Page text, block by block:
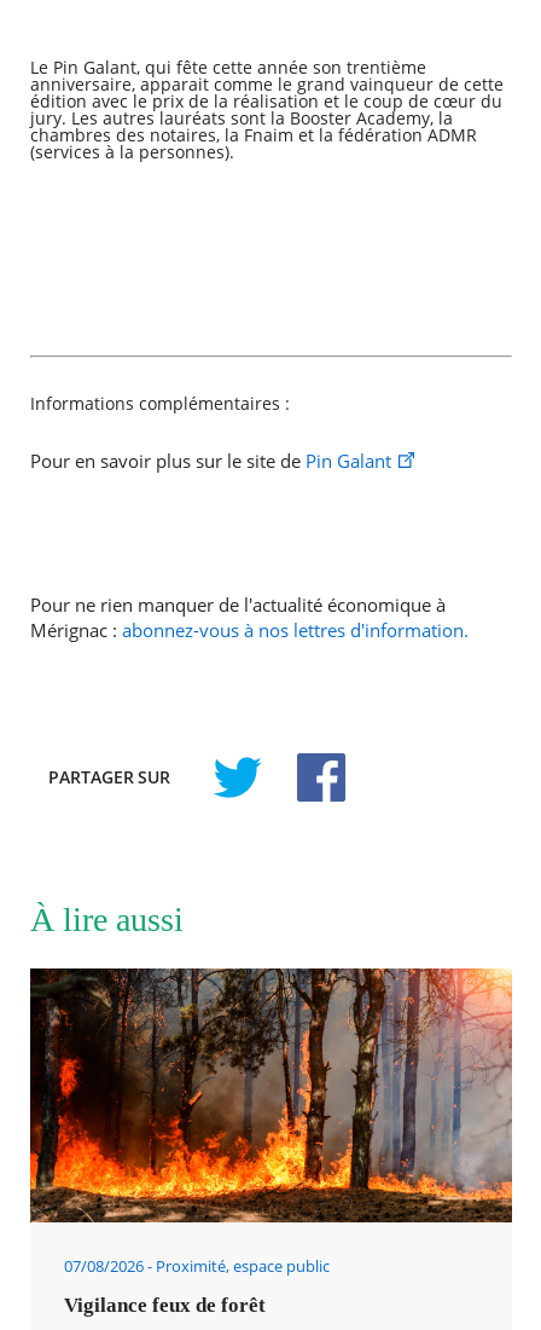
Le Pin Galant, qui fête cette année son trentième
anniversaire, apparait comme le grand vainqueur de cette
édition avec le prix de la réalisation et le coup de cœur du
jury. Les autres lauréats sont la Booster Academy, la
chambres des notaires, la Fnaim et la fédération ADMR
(services à la personnes).
Informations complémentaires :
Pour en savoir plus sur le site de Pin Galant
Pour ne rien manquer de l'actualité économique à
Mérignac : abonnez-vous à nos lettres d'information.
PARTAGERSUR
À lire aussi
07/08/2026 Proximité, espace public
Vigilance feux de forêt